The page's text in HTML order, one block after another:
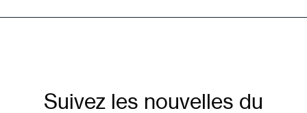
Suivez les nouvelles du